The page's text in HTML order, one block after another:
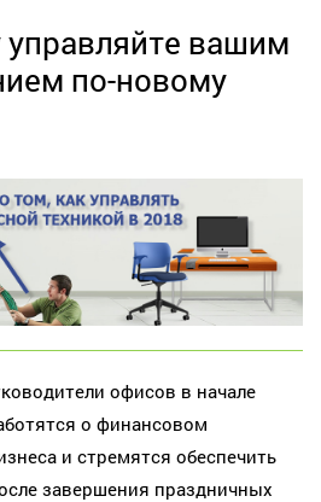
вашим
по-новому
офисов в начале
о финансовом
и стремятся обеспечить
завершения праздничных